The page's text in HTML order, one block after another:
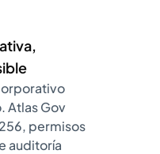
Atlas Gov
permisos
auditoría